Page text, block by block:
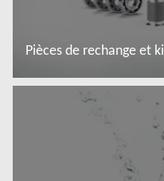
Pièces de rechange et